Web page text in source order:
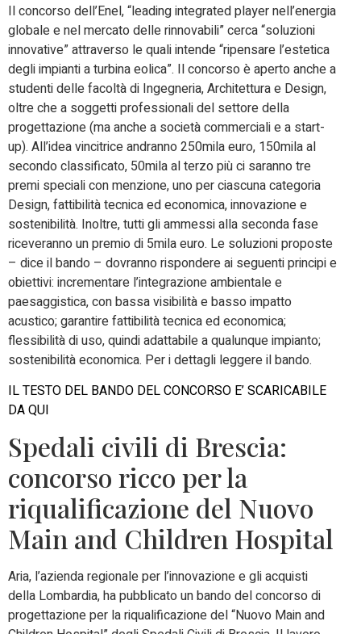
Il concorso dell’Enel, “leading integrated player nell’energia
globale e nel mercato delle rinnovabili” cerca “soluzioni
innovative” attraverso le quali intende “ripensare l’estetica
degli impianti a turbina eolica”. Il concorso è aperto anche a
studenti delle facoltà di Ingegneria, Architettura e Design,
oltre che a soggetti professionali del settore della
progettazione (ma anche a società commerciali e a start-
up). All’idea vincitrice andranno 250mila euro, 150mila al
secondo classificato, 50mila al terzo più ci saranno tre
premi speciali con menzione, uno per ciascuna categoria
Design, fattibilità tecnica ed economica, innovazione e
sostenibilità. Inoltre, tutti gli ammessi alla seconda fase
riceveranno un premio di 5mila euro. Le soluzioni proposte
– dice il bando – dovranno rispondere ai seguenti principi e
obiettivi: incrementare l’integrazione ambientale e
paesaggistica, con bassa visibilità e basso impatto
acustico; garantire fattibilità tecnica ed economica;
flessibilità di uso, quindi adattabile a qualunque impianto;
sostenibilità economica. Per i dettagli leggere il bando.
IL TESTO DEL BANDO DEL CONCORSO E’ SCARICABILE
DA QUI
Spedali civili di Brescia:
concorso ricco per la
riqualificazione del Nuovo
Main and Children Hospital
Aria, l’azienda regionale per l’innovazione e gli acquisti
della Lombardia, ha pubblicato un bando del concorso di
progettazione per la riqualificazione del “Nuovo Main and